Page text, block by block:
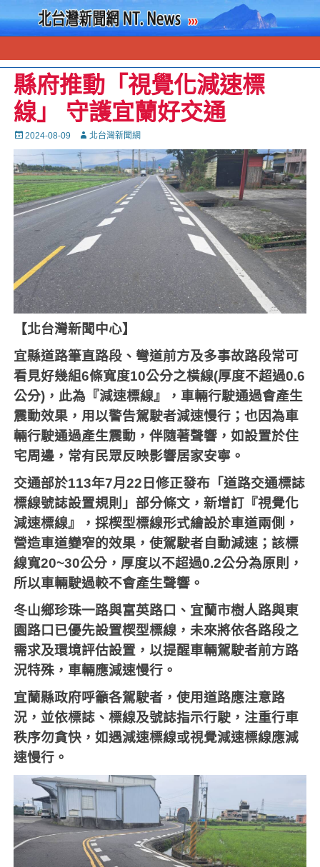
縣府推動「視覺化減速標
線」 守護宜蘭好交通
Posted
on
2024-08-09 Autor北台灣新聞網
【北台灣新聞中心】
宜縣道路筆直路段、彎道前方及多事故路段常可
看見好幾組6條寬度10公分之橫線(厚度不超過0.6
公分) ，此為『減速標線』，車輛行駛通過會產生
震動效果，用以警告駕駛者減速慢行；也因為車
輛行駛通過產生震動，伴隨著聲響，如設置於住
宅周邊，常有民眾反映影響居家安寧。
交通部於113年7月22 日修正發布「道路交通標誌
標線號誌設置規則」部分條文，新增訂『視覺化
減速標線』，採楔型標線形式繪設於車道兩側，
營造車道變窄的效果，使駕駛者自動減速；該標
線寬20~30公分，厚度以不超過0.2公分為原則，
所以車輛駛過較不會產生聲響。
冬山鄉珍珠一路與富英路口、宜蘭市樹人路與東
園路口已優先設置楔型標線，未來將依各路段之
需求及環境評估設置，以提醒車輛駕駛者前方路
況特殊，車輛應減速慢行。
宜蘭縣政府呼籲各駕駛者，使用道路應注意路
況，並依標誌、標線及號誌指示行駛，注重行車
秩序勿貪快，如遇減速標線或視覺減速標線應減
速慢行。